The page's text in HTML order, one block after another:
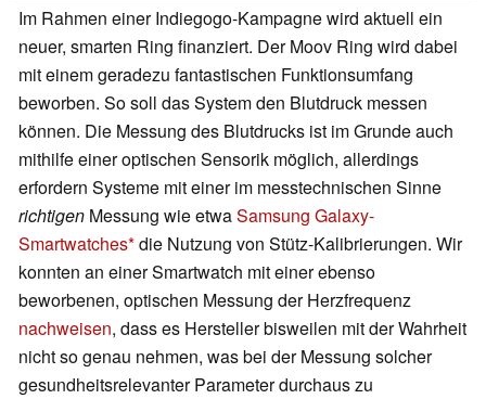
Im Rahmen einer Indiegogo-Kampagne wird aktuell ein
neuer, smarten Ring finanziert. Der Moov Ring wird dabei
mit einem geradezu fantastischen Funktionsumfang
beworben. So soll das System den Blutdruck messen
können. Die Messung des Blutdrucks ist im Grunde auch
mithilfe einer optischen Sensorik möglich, allerdings
erfordern Systeme mit einer im messtechnischen Sinne
richtigen Messung wie etwaSamsung Galaxy-
Smartwatches die Nutzung von Stütz-Kalibrierungen. Wir
konnten an einer Smartwatch mit einer ebenso
beworbenen, optischen Messung der Herzfrequenz
nachweisen, dass es Hersteller bisweilen mit der Wahrheit
nicht so genau nehmen, was bei der Messung solcher
gesundheitsrelevanter Parameter durchaus zu